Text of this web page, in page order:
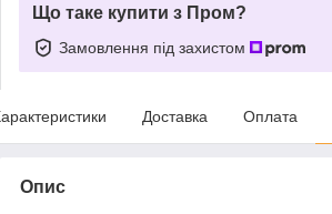
Що таке купити з Пром?
Замовлення під захистом
Доставка Оплата
Опис